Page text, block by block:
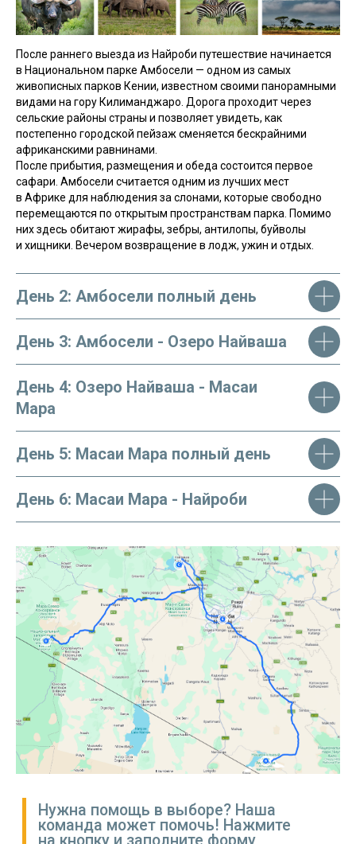
После раннего выезда из Найроби путешествие начинается
в Национальном парке Амбосели — одном из самых
живописных парков Кении, известном своими панорамными
видами на гору Килиманджаро. Дорога проходит через
сельские районы страны и позволяет увидеть, как
постепенно городской пейзаж сменяется бескрайними
африканскими равнинами.
После прибытия, размещения и обеда состоится первое
сафари. Амбосели считается одним из лучших мест
в Африке для наблюдения за слонами, которые свободно
перемещаются по открытым пространствам парка. Помимо
них здесь обитают жирафы, зебры, антилопы, буйволы
и хищники. Вечером возвращение в лодж, ужин и отдых.
День 2: Амбосели полный день
День 3: Амбосели - Озеро Найваша
День 4: Озеро Найваша - Масаи
Мара
День 5: Масаи Мара полный день
День 6: Масаи Мара - Найроби
Нужна помощь в выборе? Наша
команда может помочь! Нажмите
на кнопку и заполните форму,
мы подберем для вас идеальный тур!
ПОМОЧЬ МНЕ
Обратите внимание:стоимость указана
на 1 человека и указанные цены являются
ориентировочными. Номера и услуги
не забронированы и предоставляются
в зависимости от наличия на момент
ЗАБРОНИРОВАТЬ ТУР